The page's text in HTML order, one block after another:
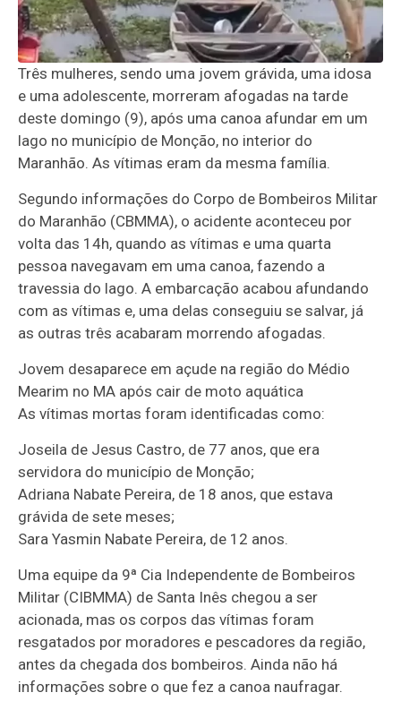
Três mulheres, sendo uma jovem grávida, uma idosa
e uma adolescente, morreram afogadas na tarde
deste domingo (9), após uma canoa afundar em um
lago no município de Monção, no interior do
Maranhão. As vítimas eram da mesma família.
Segundo informações do Corpo de Bombeiros Militar
do Maranhão (CBMMA), o acidente aconteceu por
volta das 14h, quando as vítimas e uma quarta
pessoa navegavam em uma canoa, fazendo a
travessia do lago. A embarcação acabou afundando
com as vítimas e, uma delas conseguiu se salvar, já
as outras três acabaram morrendo afogadas.
Jovem desaparece em açude na região do Médio
Mearim no MA após cair de moto aquática
As vítimas mortas foram identificadas como:
Joseila de Jesus Castro, de 77 anos, que era
servidora do município de Monção;
Adriana Nabate Pereira, de 18 anos, que estava
grávida de sete meses;
Sara Yasmin Nabate Pereira, de 12 anos.
Uma equipe da 9ª Cia Independente de Bombeiros
Militar (CIBMMA) de Santa Inês chegou a ser
acionada, mas os corpos das vítimas foram
resgatados por moradores e pescadores da região,
antes da chegada dos bombeiros. Ainda não há
informações sobre o que fez a canoa naufragar.